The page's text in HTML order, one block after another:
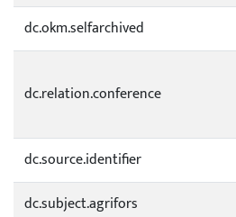
dc.okm.selfarchived
dc.relation.conference
dc.source.identifier
dc.subject.agrifors